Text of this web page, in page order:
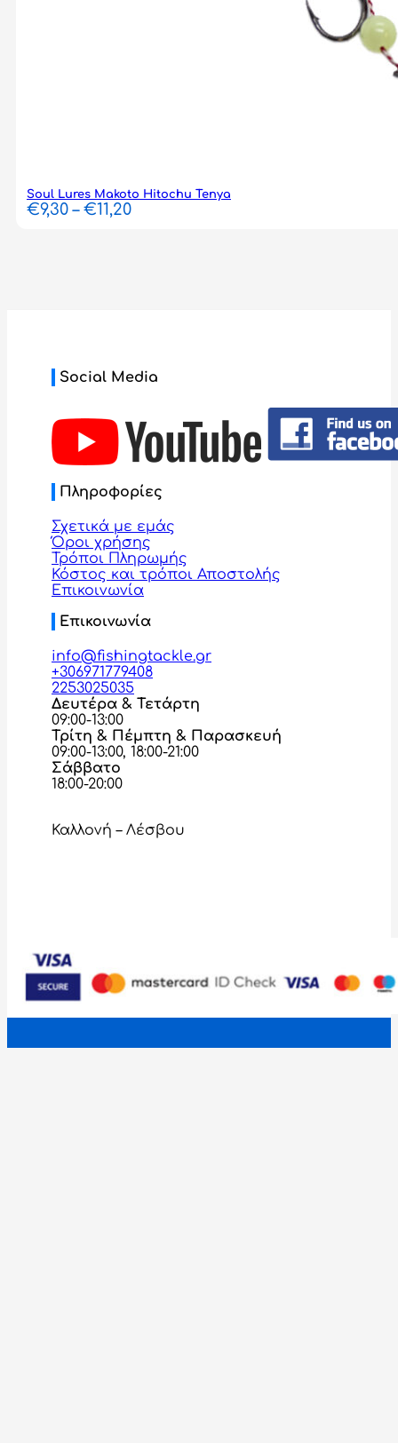
Soul Lures Makoto Hitochu Tenya
€9,30 – €11,20Price
Social Media
Πληροφορίες
Σχετικά με εμάς
Όροι χρήσης
Τρόποι Πληρωμής
Κόστος και τρόποι Αποστολής
Επικοινωνία
Επικοινωνία
info@fishingtackle.gr
+306971779408
2253025035
Δευτέρα & Τετάρτη
09:00-13:00
Τρίτη & Πέμπτη & Παρασκευή
09:00-13:00, 18:00-21:00
Σάββατο
18:00-20:00
Καλλονή – Λέσβου